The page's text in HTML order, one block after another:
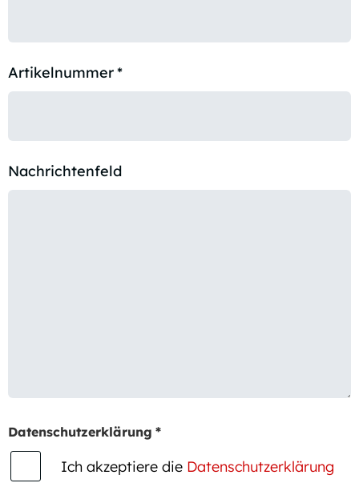
Artikelnummer*
Nachrichtenfeld
Datenschutzerklärung *
Ich akzeptiere die Datenschutzerklärung